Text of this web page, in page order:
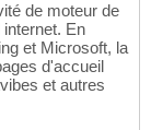
de moteur de
En
et Microsoft, la
d'accueil
et autres